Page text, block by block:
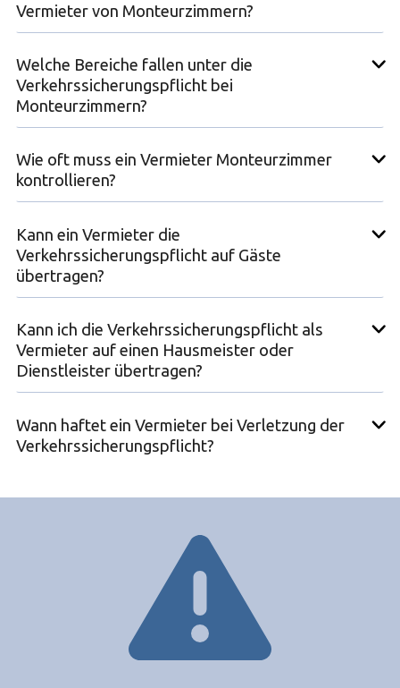
Vermieter von Monteurzimmern?
Welche Bereiche fallen unter die
Verkehrssicherungspflicht bei
Monteurzimmern?
Wie oft muss ein Vermieter Monteurzimmer
kontrollieren?
Kann ein Vermieter die
Verkehrssicherungspflicht auf Gäste
übertragen?
Kann ich die Verkehrssicherungspflicht als
Vermieter auf einen Hausmeister oder
Dienstleister übertragen?
Wann haftet ein Vermieter bei Verletzung der
Verkehrssicherungspflicht?